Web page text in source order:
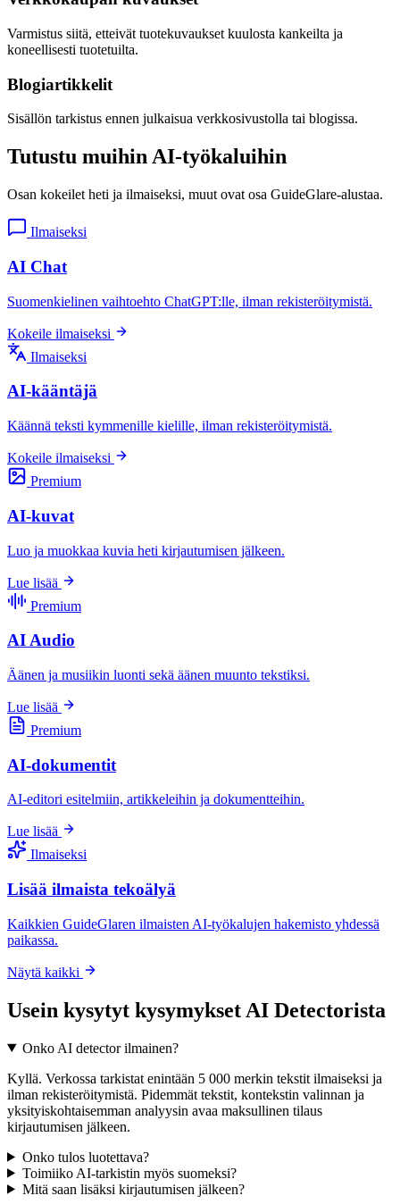
Varmistus siitä, etteivät tuotekuvaukset kuulosta kankeilta ja
koneellisesti tuotetuilta.
Blogiartikkelit
Sisällön tarkistus ennen julkaisua verkkosivustolla tai blogissa.
Tutustu muihin AI-työkaluihin
Osan kokeilet heti ja ilmaiseksi, muut ovat osa GuideGlare-alustaa.
Ilmaiseksi
AI Chat
Suomenkielinen vaihtoehto ChatGPT:lle, ilman rekisteröitymistä.
Kokeile ilmaiseksi
Ilmaiseksi
AI-kääntäjä
Käännä teksti kymmenille kielille, ilman rekisteröitymistä.
Kokeile ilmaiseksi
Premium
AI-kuvat
Luo ja muokkaa kuvia heti kirjautumisen jälkeen.
Lue lisää
Premium
AI Audio
Äänen ja musiikin luonti sekä äänen muunto tekstiksi.
Lue lisää
Premium
AI-dokumentit
AI-editori esitelmiin, artikkeleihin ja dokumentteihin.
Lue lisää
Ilmaiseksi
Lisää ilmaista tekoälyä
Kaikkien GuideGlaren ilmaisten AI-työkalujen hakemisto yhdessä
paikassa.
Näytä kaikki
Usein kysytyt kysymykset AI Detectorista
Onko AI detector ilmainen?
Kyllä. Verkossa tarkistat enintään 5 000 merkin tekstit ilmaiseksi ja
ilman rekisteröitymistä. Pidemmät tekstit, kontekstin valinnan ja
yksityiskohtaisemman analyysin avaa maksullinen tilaus
kirjautumisen jälkeen.
Onko tulos luotettava?
Toimiiko AI-tarkistin myös suomeksi?
Mitä saan lisäksi kirjautumisen jälkeen?